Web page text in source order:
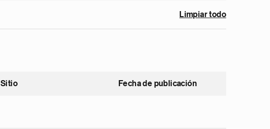
Limpiar todo
Sitio Fecha de publicación